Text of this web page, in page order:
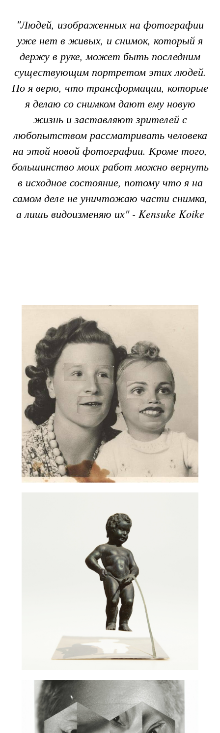
"Людей, изображенных на фотографии
уже нет в живых, и снимок, который я
держу в руке, может быть последним
существующим портретом этих людей.
Но я верю, что трансформации, которые
я делаю со снимком дают ему новую
жизнь и заставляют зрителей с
любопытством рассматривать человека
на этой новой фотографии. Кроме того,
большинство моих работ можно вернуть
в исходное состояние, потому что я на
самом деле не уничтожаю части снимка,
а лишь видоизменяю их" - Kensuke Koike